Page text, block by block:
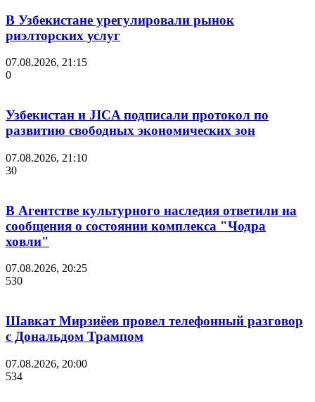
В Узбекистане урегулировали рынок
риэлторских услуг
07.08.2026, 21:15
0
Узбекистан и JICA подписали протокол по
развитию свободных экономических зон
07.08.2026, 21:10
30
В Агентстве культурного наследия ответили на
сообщения о состоянии комплекса "Чодра
ховли"
07.08.2026, 20:25
530
Шавкат Мирзиёев провел телефонный разговор
с Дональдом Трампом
07.08.2026, 20:00
534